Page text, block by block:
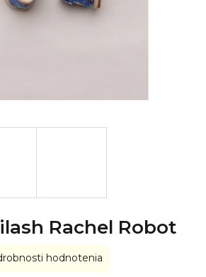
Rachel Robot
hodnotenia